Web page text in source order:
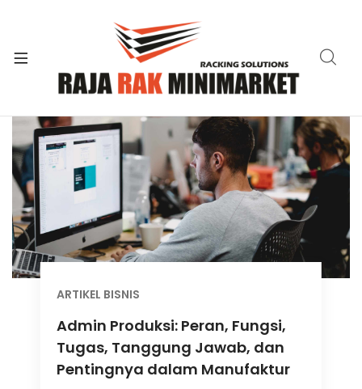
ARTIKEL BISNIS
Admin Produksi: Peran, Fungsi,
Tugas, Tanggung Jawab, dan
Pentingnya dalam Manufaktur